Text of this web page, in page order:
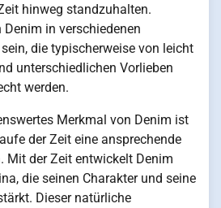
hinweg standzuhalten.
in verschiedenen
die typischerweise von leicht
unterschiedlichen Vorlieben
werden.
Merkmal von Denim ist
der Zeit eine ansprechende
Mit der Zeit entwickelt Denim
die seinen Charakter und seine
Dieser natürliche